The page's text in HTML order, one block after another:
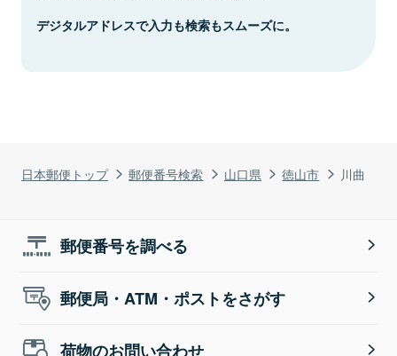
日本郵便トップ 郵便番号検索 山口県 徳山市 川曲
デジタルアドレスで入力も検索もスムーズに。
郵便番号を調べる
郵便局・ATM・ポストをさがす
荷物のお問い合わせ